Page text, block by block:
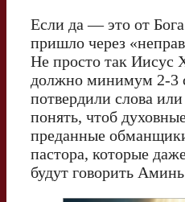
Если да — это от
пришло через
Не просто так Иисус
должно минимум 2-3
потвердили слова
понять, чтоб
преданные
пастора, которые
будут говорить